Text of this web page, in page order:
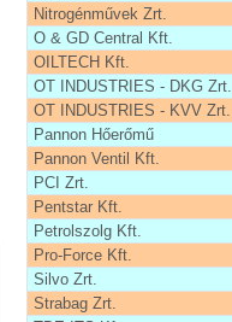
Nitrogénművek Zrt.
O & GD Central Kft.
OILTECH Kft.
OT INDUSTRIES - DKG Zrt.
OT INDUSTRIES - KVV Zrt.
Pannon Hőerőmű
Pannon Ventil Kft.
PCI Zrt.
Pentstar Kft.
Petrolszolg Kft.
Pro-Force Kft.
Silvo Zrt.
Strabag Zrt.